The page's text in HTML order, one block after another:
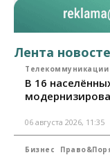
Лента
Телекоммуникации
В 16
06 августа 2026, 11:35
Бизнес